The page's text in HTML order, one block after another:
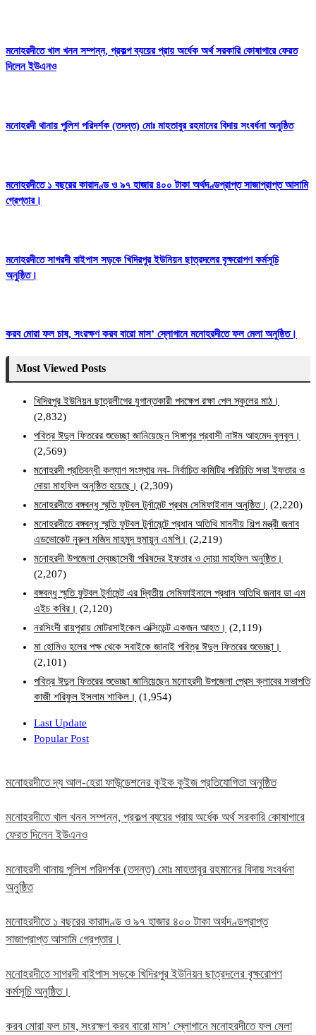
মনোহরদীতে খাল খনন সম্পন্ন, প্রকল্প ব্যয়ের প্রায় অর্ধেক অর্থ সরকারি কোষাগারে ফেরত
দিলেন ইউএনও
মনোহরদী থানায় পুলিশ পরিদর্শক (তদন্ত) মোঃ মাহতাবুর রহমানের বিদায় সংবর্ধনা অনুষ্ঠিত
মনোহরদীতে ১ বছরের কারাদণ্ড ও ৯৭ হাজার ৪০০ টাকা অর্থদণ্ডপ্রাপ্ত সাজাপ্রাপ্ত আসামি
গ্রেপ্তার।
মনোহরদীতে সাগরদী বাইপাস সড়কে খিদিরপুর ইউনিয়ন ছাত্রদলের বৃক্ষরোপণ কর্মসূচি
অনুষ্ঠিত।
করব মোরা ফল চাষ, সংরক্ষণ করব বারো মাস’ স্লোগানে মনোহরদীতে ফল মেলা অনুষ্ঠিত।
Most Viewed Posts
খিদিরপুর ইউনিয়ন ছাত্রলীগের যুগান্তকারী পদক্ষেপ রক্ষা পেল স্কুলের মাঠ।
(2,832)
পবিত্র ঈদুল ফিতরের শুভেচ্ছা জানিয়েছেন সিঙ্গাপুর প্রবাসী নাঈম আহমেদ বুলবুল।
(2,569)
মনোহরদী প্রতিবন্ধী কল্যাণ সংস্থার নব- নির্বাচিত কমিটির পরিচিতি সভা ইফতার ও
দোয়া মাহফিল অনুষ্ঠিত হয়েছে। (2,309)
মনোহরদীতে বঙ্গবন্ধু স্মৃতি ফুটবল টুর্নামেন্ট প্রথম সেমিফাইনাল অনুষ্ঠিত। (2,220)
মনোহরদীতে বঙ্গবন্ধু স্মৃতি ফুটবল টুর্নামেন্টে প্রধান অতিথি মাননীয় শিল্প মন্ত্রী জনাব
এডভোকেট নুরুল মজিদ মাহমুদ হুমায়ূন এমপি। (2,219)
মনোহরদী উপজেলা স্বেচ্ছাসেবী পরিষদের ইফতার ও দোয়া মাহফিল অনুষ্ঠিত।
(2,207)
বঙ্গবন্ধু স্মৃতি ফুটবল টুর্নামেন্ট এর দ্বিতীয় সেমিফাইনালে প্রধান অতিথি জনাব ডা এম
এইচ কবির। (2,120)
নরসিংদী রায়পুরায় মোটরসাইকেল এক্সিডেন্ট একজন আহত। (2,119)
মা হোমিও হলের পক্ষ থেকে সবাইকে জানাই পবিত্র ঈদুল ফিতরের শুভেচ্ছা।
(2,101)
পবিত্র ঈদুল ফিতরের শুভেচ্ছা জানিয়েছেন মনোহরদী উপজেলা প্রেস ক্লাবের সভাপতি
কাজী শরিফুল ইসলাম শাকিল। (1,954)
Last Update
Popular Post
মনোহরদীতে দ্য আল-হেরা ফাউন্ডেশনের কুইক কুইজ প্রতিযোগিতা অনুষ্ঠিত
মনোহরদীতে খাল খনন সম্পন্ন, প্রকল্প ব্যয়ের প্রায় অর্ধেক অর্থ সরকারি কোষাগারে
ফেরত দিলেন ইউএনও
মনোহরদী থানায় পুলিশ পরিদর্শক (তদন্ত) মোঃ মাহতাবুর রহমানের বিদায় সংবর্ধনা
অনুষ্ঠিত
মনোহরদীতে ১ বছরের কারাদণ্ড ও ৯৭ হাজার ৪০০ টাকা অর্থদণ্ডপ্রাপ্ত
সাজাপ্রাপ্ত আসামি গ্রেপ্তার।
মনোহরদীতে সাগরদী বাইপাস সড়কে খিদিরপুর ইউনিয়ন ছাত্রদলের বৃক্ষরোপণ
কর্মসূচি অনুষ্ঠিত।
করব মোরা ফল চাষ, সংরক্ষণ করব বারো মাস’ স্লোগানে মনোহরদীতে ফল মেলা